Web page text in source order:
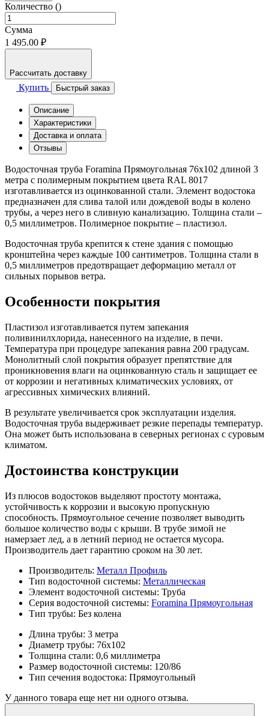
Количество ()
Сумма
1 495.00 ₽
Рассчитать доставку
Купить Быстрый заказ
Описание
Характеристики
Доставка и оплата
Отзывы
Водосточная труба Foramina Прямоугольная 76х102 длиной 3
метра с полимерным покрытием цвета RAL 8017
изготавливается из оцинкованной стали. Элемент водостока
предназначен для слива талой или дождевой воды в колено
трубы, а через него в сливную канализацию. Толщина стали –
0,5 миллиметров. Полимерное покрытие – пластизол.
Водосточная труба крепится к стене здания с помощью
кронштейна через каждые 100 сантиметров. Толщина стали в
0,5 миллиметров предотвращает деформацию металл от
сильных порывов ветра.
Особенности покрытия
Пластизол изготавливается путем запекания
поливинилхлорида, нанесенного на изделие, в печи.
Температура при процедуре запекания равна 200 градусам.
Монолитный слой покрытия образует препятствие для
проникновения влаги на оцинкованную сталь и защищает ее
от коррозии и негативных климатических условиях, от
агрессивных химических влияний.
В результате увеличивается срок эксплуатации изделия.
Водосточная труба выдерживает резкие перепады температур.
Она может быть использована в северных регионах с суровым
климатом.
Достоинства конструкции
Из плюсов водостоков выделяют простоту монтажа,
устойчивость к коррозии и высокую пропускную
способность. Прямоугольное сечение позволяет выводить
большое количество воды с крыши. В трубе зимой не
намерзает лед, а в летний период не остается мусора.
Производитель дает гарантию сроком на 30 лет.
Производитель: Металл Профиль
Тип водосточной системы: Металлическая
Элемент водосточной системы: Труба
Серия водосточной системы: Foramina Прямоугольная
Тип трубы: Без колена
Длина трубы: 3 метра
Диаметр трубы: 76х102
Толщина стали: 0,6 миллиметра
Размер водосточной системы: 120/86
Тип сечения водостока: Прямоугольный
У данного товара еще нет ни одного отзыва.